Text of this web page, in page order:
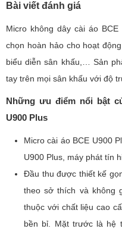
Bài viết đánh giá
Micro không dây cài áo
chọn hoàn hảo cho hoạt
biểu diễn sân khấu,… Sản
tay trên mọi sân khấu với độ
Những ưu điểm nổi bật
U900 Plus
Micro cài áo BCE U900
U900 Plus, máy phát tín
Đầu thu được thiết kế
theo sở thích và không
thuộc với chất liệu cao
bền bỉ. Mặt trước là hệ